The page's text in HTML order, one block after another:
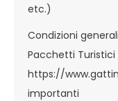
etc.)
Condizioni
Pacchetti
https://
importanti